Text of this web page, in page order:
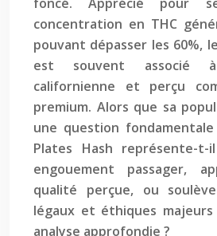
concentration en THC
pouvant dépasser les 60%,
est souvent associé
californienne et perçu
premium. Alors que sa
une question
Plates Hash représente-t-
engouement passager,
qualité perçue, ou
légaux et éthiques
analyse approfondie ?